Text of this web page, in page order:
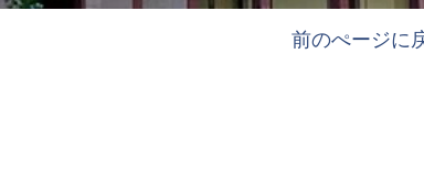
前のぺージに